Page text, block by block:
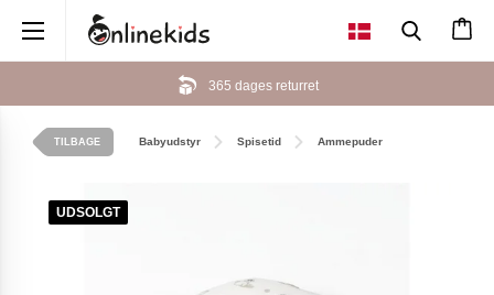
365 dages returret
TILBAGE Babyudstyr Spisetid Ammepuder
UDSOLGT